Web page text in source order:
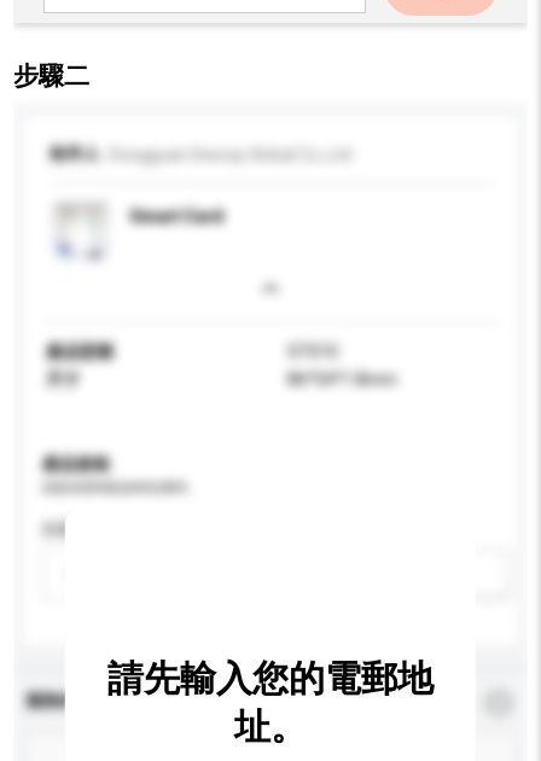
步驟二
收件人 Dongguan Deeray Global Co.,Ltd
Smart Card
產品型號
86*54*1.8mm
產品規格
查詢內容 * 必須填寫
請先輸入您的電郵地
址。